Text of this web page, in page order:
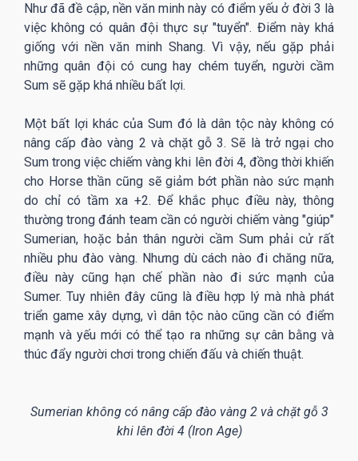
Như đã đề cập, nền văn minh này có điểm yếu ở đời 3 là
việc không có quân đội thực sự "tuyển". Điểm này khá
giống với nền văn minh Shang. Vì vậy, nếu gặp phải
những quân đội có cung hay chém tuyển, người cầm
Sum sẽ gặp khá nhiều bất lợi.
Một bất lợi khác của Sum đó là dân tộc này không có
nâng cấp đào vàng 2 và chặt gỗ 3. Sẽ là trở ngại cho
Sum trong việc chiếm vàng khi lên đời 4, đồng thời khiến
cho Horse thần cũng sẽ giảm bớt phần nào sức mạnh
do chỉ có tầm xa +2. Để khắc phục điều này, thông
thường trong đánh team cần có người chiếm vàng "giúp"
Sumerian, hoặc bản thân người cầm Sum phải cử rất
nhiều phu đào vàng. Nhưng dù cách nào đi chăng nữa,
điều này cũng hạn chế phần nào đi sức mạnh của
Sumer. Tuy nhiên đây cũng là điều hợp lý mà nhà phát
triển game xây dựng, vì dân tộc nào cũng cần có điểm
mạnh và yếu mới có thể tạo ra những sự cân bằng và
thúc đẩy người chơi trong chiến đấu và chiến thuật.
Sumerian không có nâng cấp đào vàng 2 và chặt gỗ 3
khi lên đời 4 (Iron Age)